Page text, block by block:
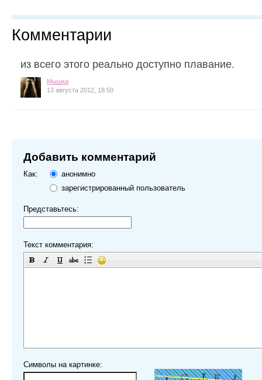
Комментарии
из всего этого реально доступно плавание.
Мышка
13 августа 2012, 18:50
Добавить комментарий
Как:
анонимно
зарегистрированный пользователь
Представьтесь:
Текст комментария:
Символы на картинке: